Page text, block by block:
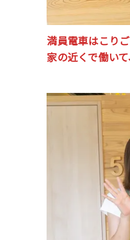
満員電車はこりご
家の近くで働い